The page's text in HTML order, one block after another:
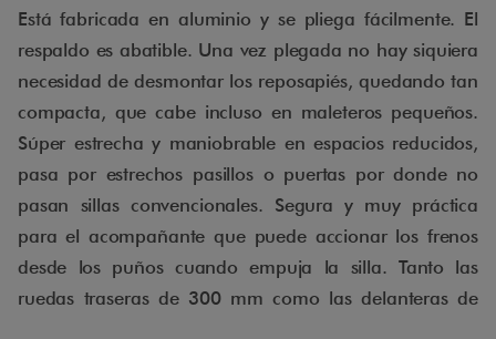
Está fabricada en aluminio y se pliega fácilmente. El
respaldo es abatible. Una vez plegada no hay siquiera
necesidad de desmontar los reposapiés, quedando tan
compacta, que cabe incluso en maleteros pequeños.
Súper estrecha y maniobrable en espacios reducidos,
pasa por estrechos pasillos o puertas por donde no
pasan sillas convencionales. Segura y muy práctica
para el acompañante que puede accionar los frenos
desde los puños cuando empuja la silla. Tanto las
ruedas traseras de 300 mm como las delanteras de